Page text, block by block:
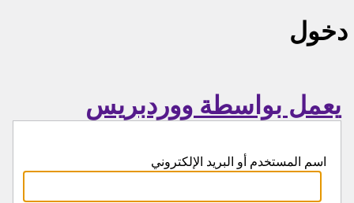
دخول
يعمل بواسطة ووردبريس
اسم المستخدم أو البريد الإلكتروني